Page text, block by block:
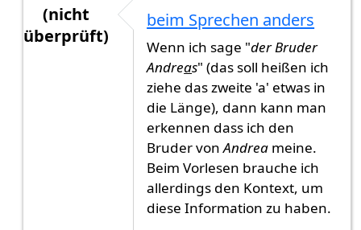
(nicht
überprüft)
mehrdeutigvonGast (nicht
beim Sprechen anders
Wenn ich sage "der Bruder
Andreas" (das soll heißen ich
ziehe das zweite 'a' etwas in
die Länge), dann kann man
erkennen dass ich den
Bruder vonAndrea meine.
Beim Vorlesen brauche ich
allerdings den Kontext, um
diese Information zu haben.